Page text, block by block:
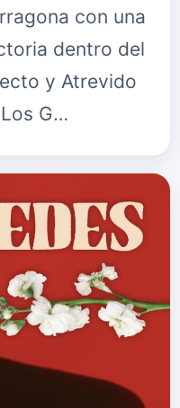
con una
dentro del
y Atrevido
G…